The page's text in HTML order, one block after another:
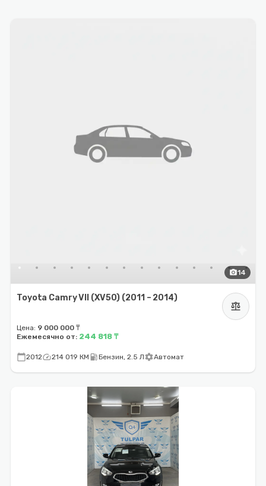
photo_camera14
Toyota Camry VII (XV50) (2011 – 2014)
balance
Цена: 9 000 000 ₸
Ежемесячно от: 244 818 ₸
calendar_today2012speed214 019 КМ local_gas_stationБензин, 2.5 ЛsettingsАвтомат